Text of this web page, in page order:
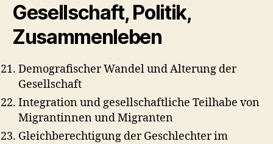
Gesellschaft, Politik,
Zusammenleben
Demografischer Wandel und Alterung der
Gesellschaft
Integration und gesellschaftliche Teilhabe von
Migrantinnen und Migranten
Gleichberechtigung der Geschlechter im